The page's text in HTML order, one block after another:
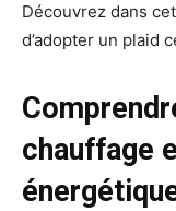
Découvrez dans
d’adopter un plaid
chauffage